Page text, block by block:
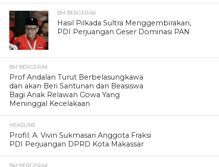
BM BERGERAK
Hasil Pilkada Sultra Menggembirakan,
PDI Perjuangan Geser Dominasi PAN
BM BERGERAK
Prof Andalan Turut Berbelasungkawa
dan akan Beri Santunan dan Beasiswa
Bagi Anak Relawan Gowa Yang
Meninggal Kecelakaan
HEADLINE
Profil: A. Vivin Sukmasari Anggota Fraksi
PDI Perjuangan DPRD Kota Makassar